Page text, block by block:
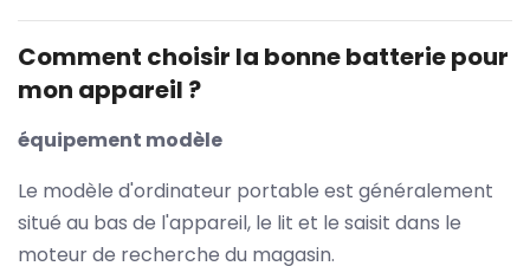
Comment choisir la bonne batterie pour
mon appareil ?
équipement modèle
Le modèle d'ordinateur portable est généralement
situé au bas de l'appareil, le lit et le saisit dans le
moteur de recherche du magasin.